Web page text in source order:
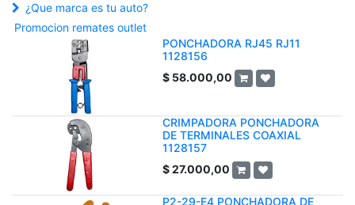
¿Que marca es tu auto?
Promocion remates outlet
PONCHADORA RJ45 RJ11
1128156
$ 58.000,00
CRIMPADORA PONCHADORA
DE TERMINALES COAXIAL
1128157
$27.000,00
P2-29-E4 PONCHADORA DE